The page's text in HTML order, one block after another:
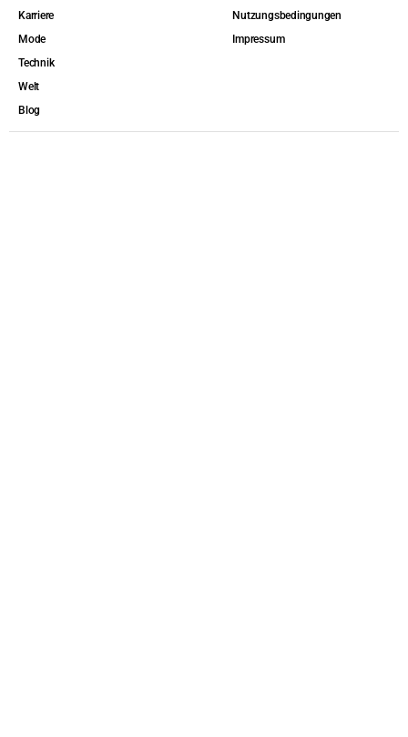
Karriere
Mode
Technik
Welt
Blog
Nutzungsbedingungen
Impressum